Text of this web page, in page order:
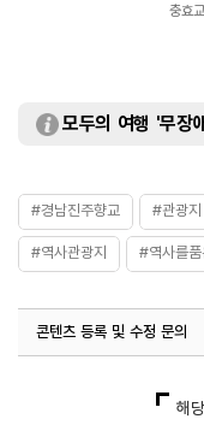
충효
모두의 여행 '무장
#경남진주향교 #관광지
#역사관광지 #역사를품
#역사이야기 #역사탐방
콘텐츠 등록 및 수정 문의
해